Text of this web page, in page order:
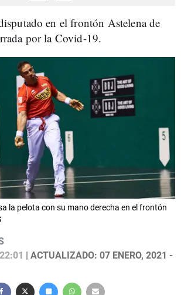
en el frontón Astelena de
por la Covid-19.
la pelota con su mano derecha en el frontón
| ACTUALIZADO: 07 ENERO, 2021 -